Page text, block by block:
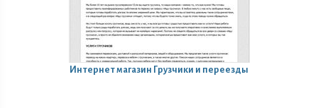
Интернет магазин Грузчики и переезды